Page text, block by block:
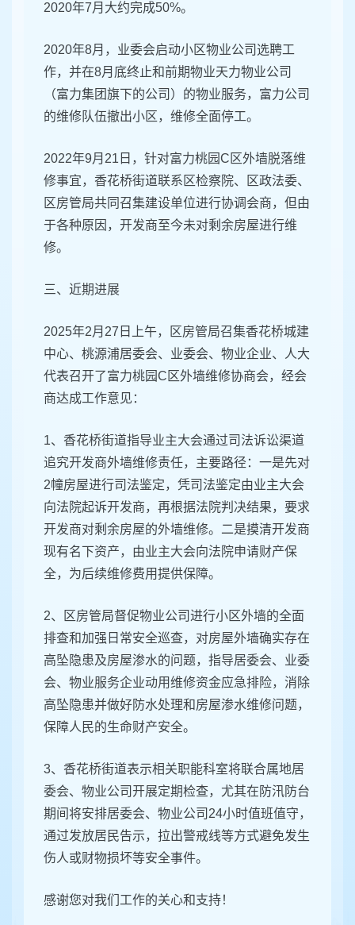
2020年7月大约完成50%。
2020年8月，业委会启动小区物业公司选聘工
作，并在8月底终止和前期物业天力物业公司
（富力集团旗下的公司）的物业服务，富力公司
的维修队伍撤出小区，维修全面停工。
2022年9月21日，针对富力桃园C区外墙脱落维
修事宜，香花桥街道联系区检察院、区政法委、
区房管局共同召集建设单位进行协调会商，但由
于各种原因，开发商至今未对剩余房屋进行维
修。
三、近期进展
2025年2月27日上午，区房管局召集香花桥城建
中心、桃源浦居委会、业委会、物业企业、人大
代表召开了富力桃园C区外墙维修协商会，经会
商达成工作意见：
1、香花桥街道指导业主大会通过司法诉讼渠道
追究开发商外墙维修责任，主要路径：一是先对
2幢房屋进行司法鉴定，凭司法鉴定由业主大会
向法院起诉开发商，再根据法院判决结果，要求
开发商对剩余房屋的外墙维修。二是摸清开发商
现有名下资产，由业主大会向法院申请财产保
全，为后续维修费用提供保障。
2、区房管局督促物业公司进行小区外墙的全面
排查和加强日常安全巡查，对房屋外墙确实存在
高坠隐患及房屋渗水的问题，指导居委会、业委
会、物业服务企业动用维修资金应急排险，消除
高坠隐患并做好防水处理和房屋渗水维修问题，
保障人民的生命财产安全。
3、香花桥街道表示相关职能科室将联合属地居
委会、物业公司开展定期检查，尤其在防汛防台
期间将安排居委会、物业公司24小时值班值守，
通过发放居民告示，拉出警戒线等方式避免发生
伤人或财物损坏等安全事件。
感谢您对我们工作的关心和支持！